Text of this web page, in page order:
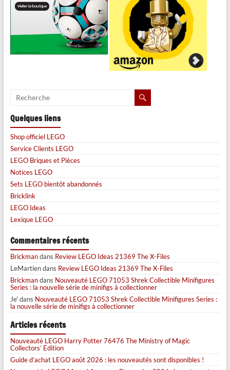
Quelques liens
Shop officiel LEGO
Service Clients LEGO
LEGO Briques et Pièces
Notices LEGO
Sets LEGO bientôt abandonnés
Bricklink
LEGO Ideas
Lexique LEGO
Commentaires récents
Brickmandans Review LEGO Ideas 21369 The X-Files
LeMartiendans Review LEGO Ideas 21369 The X-Files
Brickmandans Nouveauté LEGO 71053 Shrek Collectible Minifigures
Series : la nouvelle série de minifigs à collectionner
Je' dans Nouveauté LEGO 71053 Shrek Collectible Minifigures Series :
la nouvelle série de minifigs à collectionner
Articles récents
Nouveauté LEGO Harry Potter 76476 The Ministry of Magic
Collectors’ Edition
Guide d’achat LEGO août 2026 : les nouveautés sont disponibles !